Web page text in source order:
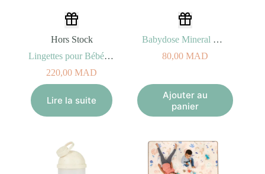
Hors Stock
Lingettes pour Bébé WaterWipes – Pack 4×60
220,00 MAD
Lire la suite
Babydose Mineral Green Babymoov
80,00 MAD
Ajouter au
panier